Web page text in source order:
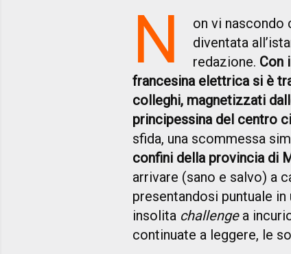
N
on vi nascondo
diventata
redazione. Con
francesina elettrica si è
colleghi, magnetizzati
principessina del centro
sfida, una scommessa
confini della provincia di
arrivare (sano e salvo) a
presentandosi puntuale
insolita challengea
continuate a leggere, le